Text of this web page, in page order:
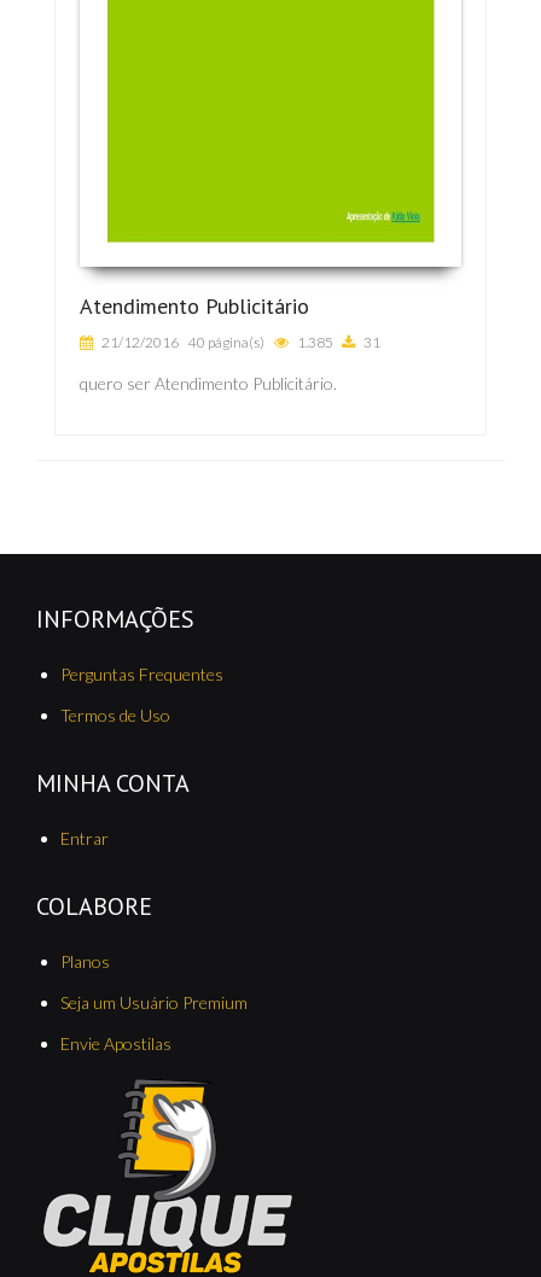
Atendimento Publicitário
21/12/2016 40 página(s) 1.385 31
quero ser Atendimento Publicitário.
INFORMAÇÕES
Perguntas Frequentes
Termos de Uso
MINHA CONTA
Entrar
COLABORE
Planos
Seja um Usuário Premium
Envie Apostilas